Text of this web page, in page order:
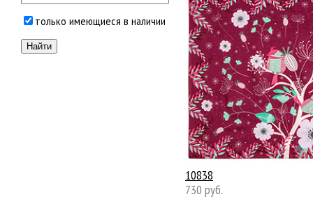
только имеющиеся в наличии
10838
730 руб.